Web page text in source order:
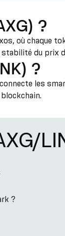
?
où chaque
du
?
les
?